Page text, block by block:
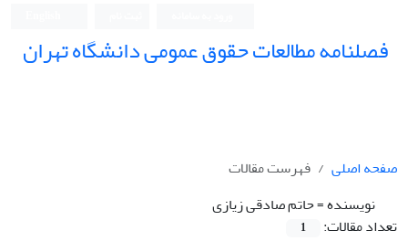
فصلنامه مطالعات حقوق عمومی دانشگاه تهران
صفحه اصلی
فهرست مقالات
نویسنده =حاتم صادقی زیازی
تعداد مقالات:
1